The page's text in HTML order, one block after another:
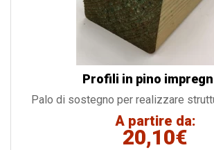
Profili in pino
Palo di sostegno per realizzare
A partire da:
20,10€